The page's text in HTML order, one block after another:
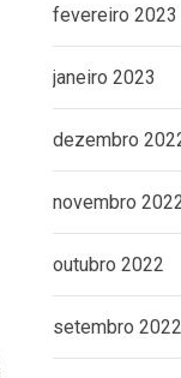
fevereiro 2023
janeiro 2023
dezembro
novembro
outubro 2022
setembro 2022